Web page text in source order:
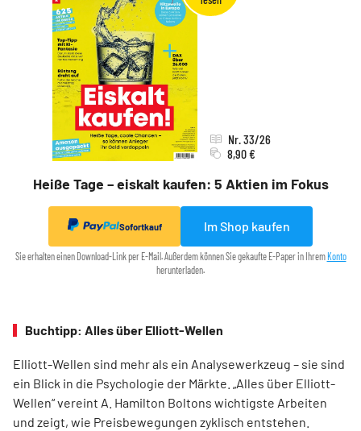
Heiße Tage – eiskalt kaufen: 5 Aktien im Fokus
Nr. 33/26
8,90 €
Sofortkauf Im Shop kaufen
Sie erhalten einen Download-Link per E-Mail. Außerdem können Sie gekaufte E-Paper in Ihrem Konto
herunterladen.
Buchtipp: Alles über Elliott-Wellen
Elliott-Wellen sind mehr als ein Analysewerkzeug – sie sind
ein Blick in die Psychologie der Märkte. „Alles über Elliott-
Wellen“ vereint A. Hamilton Boltons wichtigste Arbeiten
und zeigt, wie Preisbewegungen zyklisch entstehen.